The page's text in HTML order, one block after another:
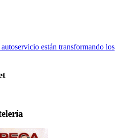
están transformando los